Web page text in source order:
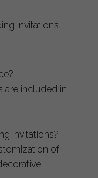
invitations.
are included in
invitations?
of